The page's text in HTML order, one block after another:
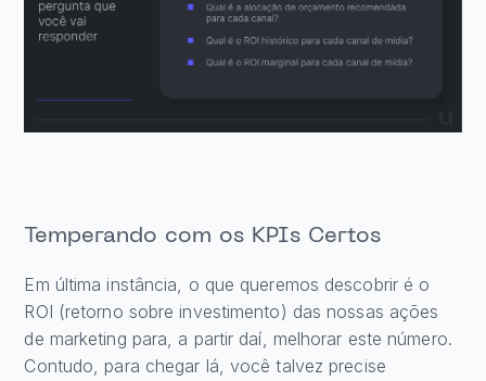
Temperando com os KPIs Certos
Em última instância, o que queremos descobrir é o
ROI (retorno sobre investimento) das nossas ações
de marketing para, a partir daí, melhorar este número.
Contudo, para chegar lá, você talvez precise